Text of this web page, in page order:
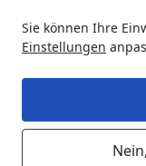
Sie können Ihre
Einstellungen